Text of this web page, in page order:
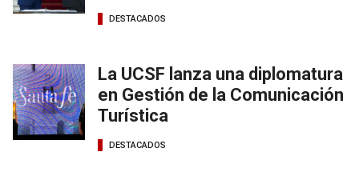
DESTACADOS
La UCSF lanza una diplomatura
en Gestión de la Comunicación
Turística
DESTACADOS